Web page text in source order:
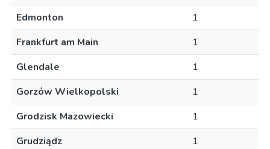
Edmonton
1
Frankfurt am Main
1
Glendale
1
Gorzów Wielkopolski
1
Grodzisk Mazowiecki
1
Grudziądz
1